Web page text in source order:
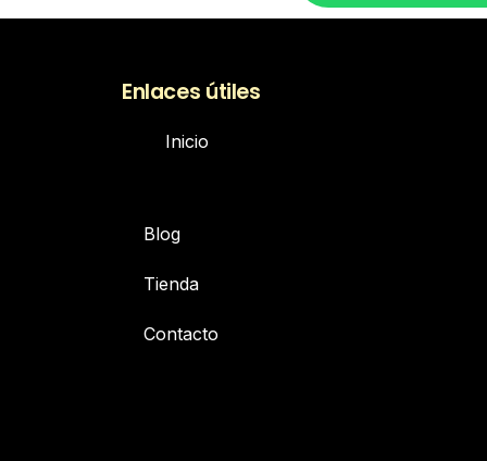
Enlaces útiles
Inicio
Blog
Tienda
Contacto